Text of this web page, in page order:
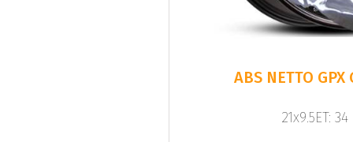
ABS NETTO GPX
21x9.5ET: 34